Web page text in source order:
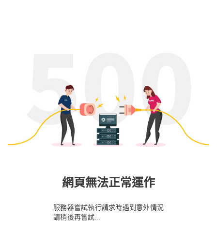
網頁無法正常運作
服務器嘗試執行請求時遇到意外情況
請稍後再嘗試...